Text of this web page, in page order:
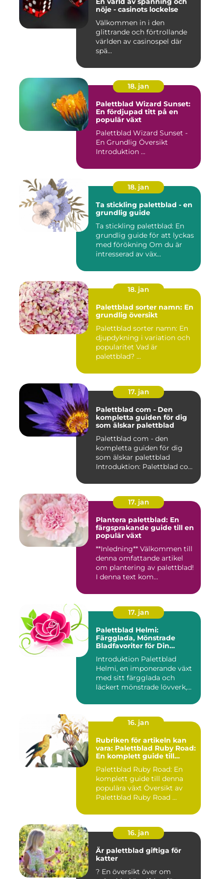
nöje - casinots lockelse
Välkommen in i den
glittrande och förtrollande
världen av casinospel där
spä...
18. jan
Palettblad Wizard Sunset:
En fördjupad titt på en
populär växt
Palettblad Wizard Sunset -
En Grundlig Översikt
Introduktion ...
18. jan
Ta stickling palettblad - en
grundlig guide
Ta stickling palettblad: En
grundlig guide för att lyckas
med förökning Om du är
intresserad av väx...
18. jan
Palettblad sorter namn: En
grundlig översikt
Palettblad sorter namn: En
djupdykning i variation och
popularitet Vad är
palettblad? ...
17. jan
Palettblad com - Den
kompletta guiden för dig
som älskar palettblad
Palettblad com - den
kompletta guiden för dig
som älskar palettblad
Introduktion: Palettblad com
17. jan
Plantera palettblad: En
färgsprakande guide till en
populär växt
**Inledning** Välkommen till
denna omfattande artikel
om plantering av palettblad!
I denna text kom...
17. jan
Palettblad Helmi:
Färgglada, Mönstrade
Bladfavoriter för Din
Introduktion Palettblad
Helmi, en imponerande växt
med sitt färgglada och
läckert mönstrade lövverk,...
16. jan
Rubriken för artikeln kan
vara: Palettblad Ruby Road:
En komplett guide till
Palettblad Ruby Road: En
komplett guide till denna
populära växt Översikt av
Palettblad Ruby Road ...
16. jan
Är palettblad giftiga för
katter
? En översikt över om